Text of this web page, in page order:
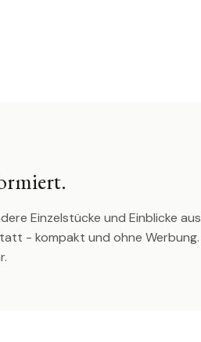
Einzelstücke und Einblicke aus
- kompakt und ohne Werbung.